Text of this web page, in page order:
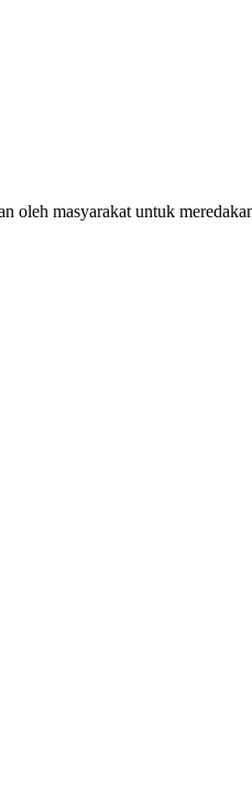
oleh masyarakat untuk